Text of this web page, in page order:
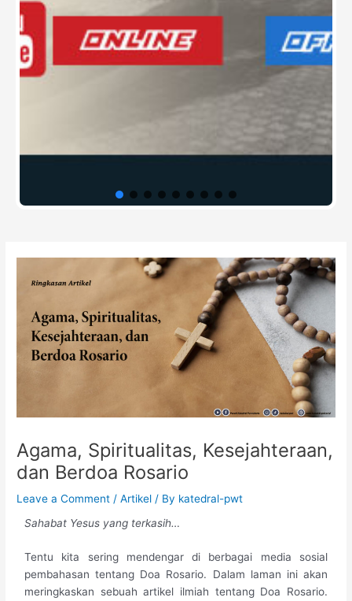
Agama, Spiritualitas, Kesejahteraan,
dan Berdoa Rosario
Leave a Comment /Artikel / By katedral-pwt
Sahabat Yesus yang terkasih…
Tentu kita sering mendengar di berbagai media sosial
pembahasan tentang Doa Rosario. Dalam laman ini akan
meringkaskan sebuah artikel ilmiah tentang Doa Rosario.